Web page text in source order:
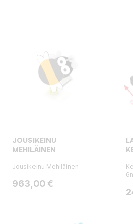
JOUSIKEINU
MEHILÄINEN
Jousikeinu Mehiläinen
Hinta
963,00 €